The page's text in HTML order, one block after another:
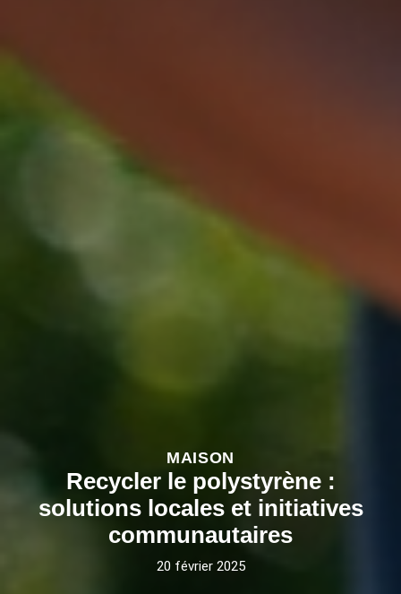
MAISON
Recycler le polystyrène :
solutions locales et initiatives
communautaires
20 février 2025